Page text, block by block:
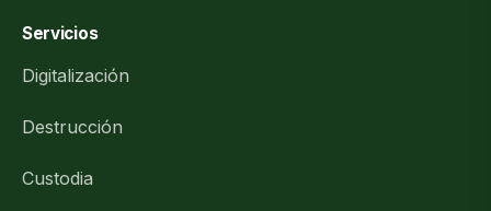
Servicios
Digitalización
Destrucción
Custodia